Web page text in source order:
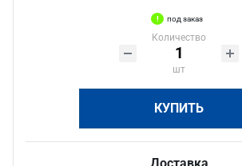
под заказ
Количество
шт
КУПИТЬ